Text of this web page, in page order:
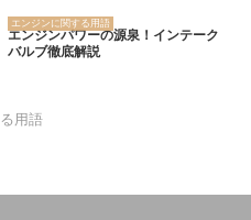
エンジンに関する用語
エンジンパワーの源泉！インテーク
バルブ徹底解説
用語